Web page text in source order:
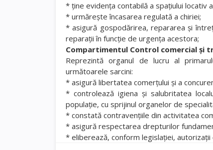
* ţine evidenţa contabilă a spaţiului locativ
* urmăreşte încasarea regulată a chiriei;
* asigură gospodărirea, repararea şi
reparaţii în funcţie de urgenţa acestora;
Compartimentul Control comercial şi
Reprezintă organul de lucru al
următoarele sarcini:
* asigură libertatea comerţului şi a
* controlează igiena şi salubritatea
populaţie, cu sprijinul organelor de
* constată contravenţiile din activitatea
* asigură respectarea drepturilor
* eliberează, conform legislaţiei,